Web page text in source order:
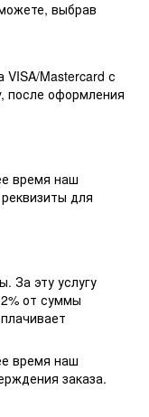
выбрав
Mastercard с
после оформления
время наш
для
За эту услугу
от суммы
время наш
заказа.